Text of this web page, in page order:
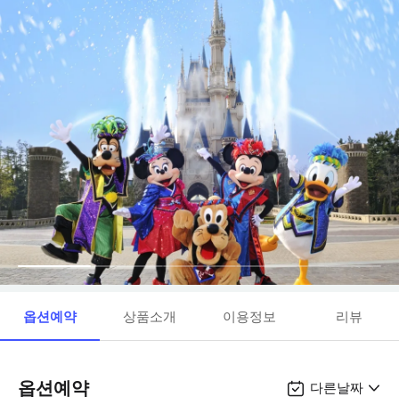
옵션예약 상품소개 이용정보 리뷰
옵션예약 다른날짜